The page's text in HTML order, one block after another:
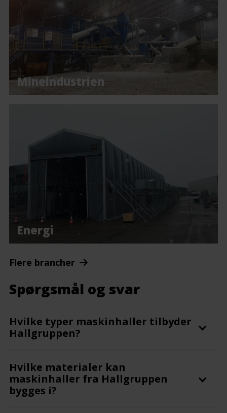
Mineindustrien
Energi
Flere brancher
Spørgsmål og svar
Hvilke typer maskinhaller tilbyder
Hallgruppen?
Hvilke materialer kan
maskinhaller fra Hallgruppen
bygges i?